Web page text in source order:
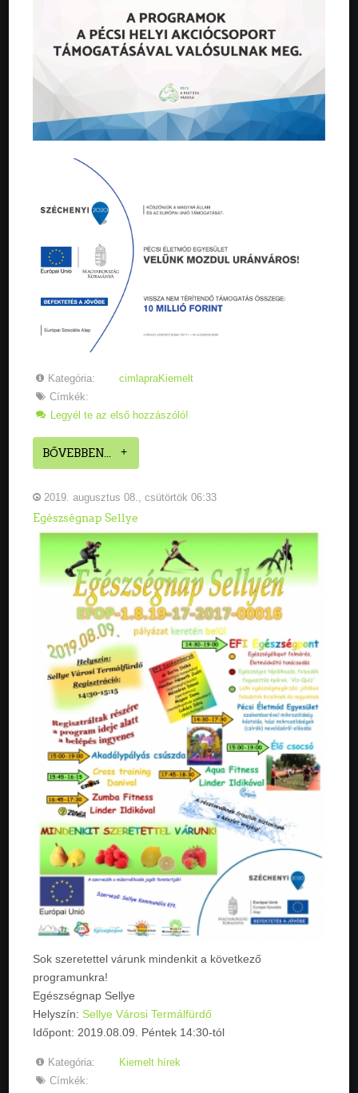
Kategória:
cimlapraKiemelt
Címkék:
Legyél te az első hozzászóló!
BŐVEBBEN...
2019. augusztus 08., csütörtök 06:33
Egészségnap Sellye
Sok szeretettel várunk mindenkit a következő
programunkra!
Egészségnap Sellye
Helyszín: Sellye Városi Termálfürdő
Időpont: 2019.08.09. Péntek 14:30-tól
Kategória:
Kiemelt hírek
Címkék: